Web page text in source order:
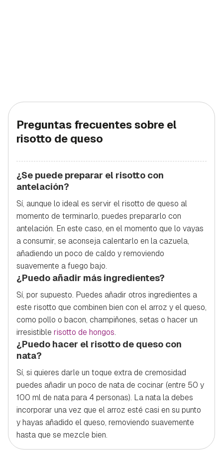
Preguntas frecuentes sobre el
risotto de queso
¿Se puede preparar el risotto con
antelación?
Sí, aunque lo ideal es servir el risotto de queso al
momento de terminarlo, puedes prepararlo con
antelación. En este caso, en el momento que lo vayas
a consumir, se aconseja calentarlo en la cazuela,
añadiendo un poco de caldo y removiendo
suavemente a fuego bajo.
¿Puedo añadir más ingredientes?
Sí, por supuesto. Puedes añadir otros ingredientes a
este risotto que combinen bien con el arroz y el queso,
como pollo o bacon, champiñones, setas o hacer un
irresistible risotto de hongos.
¿Puedo hacer el risotto de queso con
nata?
Sí, si quieres darle un toque extra de cremosidad
puedes añadir un poco de nata de cocinar (entre 50 y
100 ml de nata para 4 personas). La nata la debes
incorporar una vez que el arroz esté casi en su punto
y hayas añadido el queso, removiendo suavemente
hasta que se mezcle bien.